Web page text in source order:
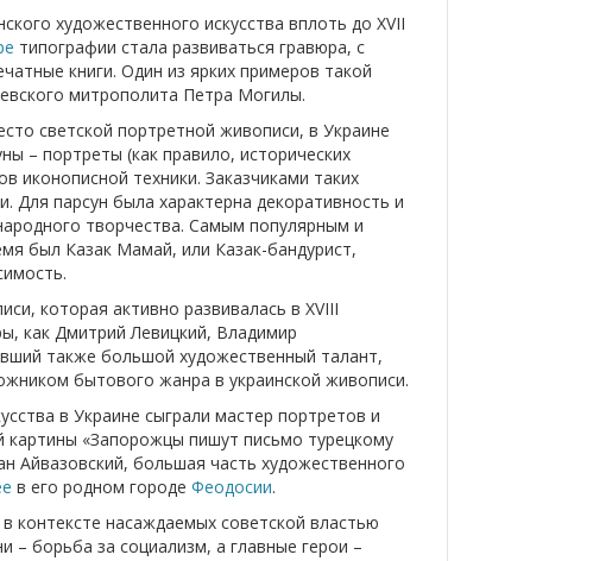
художественного искусства вплоть до XVII
типографии стала развиваться гравюра, с
книги. Один из ярких примеров такой
митрополита Петра Могилы.
светской портретной живописи, в Украине
– портреты (как правило, исторических
иконописной техники. Заказчиками таких
Для парсун была характерна декоративность и
творчества. Самым популярным и
был Казак Мамай, или Казак-бандурист,
которая активно развивалась в XVIII
как Дмитрий Левицкий, Владимир
также большой художественный талант,
бытового жанра в украинской живописи.
в Украине сыграли мастер портретов и
картины «Запорожцы пишут письмо турецкому
Айвазовский, большая часть художественного
в его родном городе Феодосии.
контексте насаждаемых советской властью
– борьба за социализм, а главные герои –